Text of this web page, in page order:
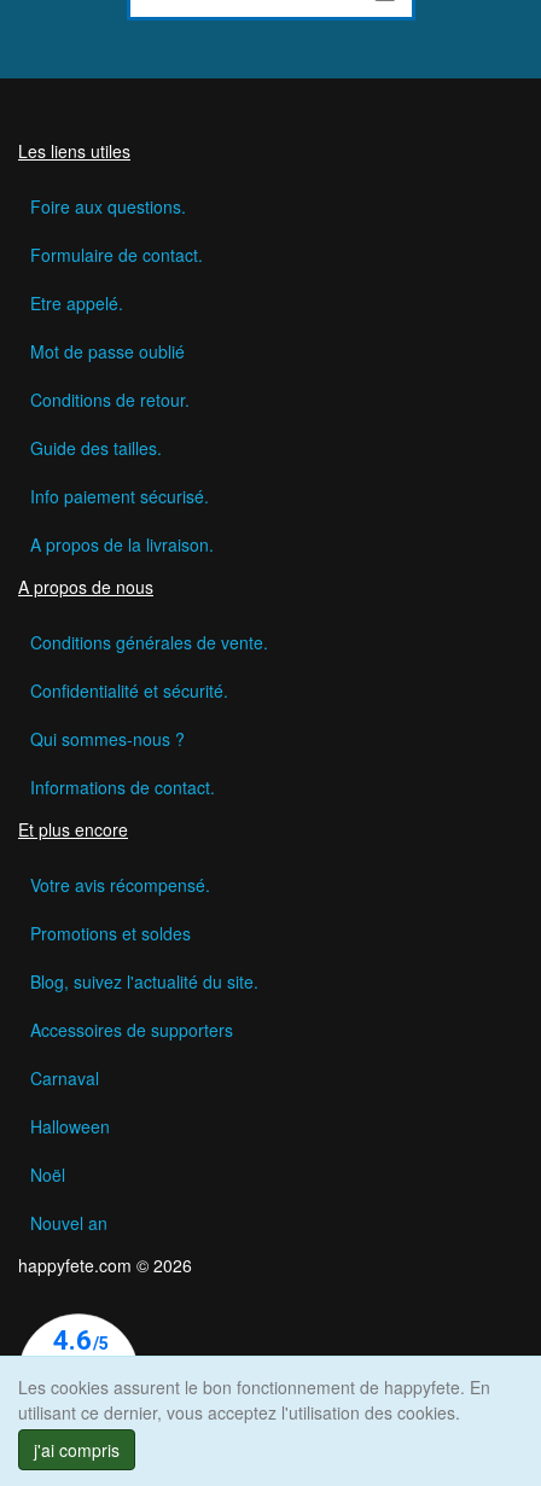
Les liens utiles
Foire aux questions.
Formulaire de contact.
Etre appelé.
Mot de passe oublié
Conditions de retour.
Guide des tailles.
Info paiement sécurisé.
A propos de la livraison.
A propos de nous
Conditions générales de vente.
Confidentialité et sécurité.
Qui sommes-nous ?
Informations de contact.
Et plus encore
Votre avis récompensé.
Promotions et soldes
Blog, suivez l'actualité du site.
Accessoires de supporters
Carnaval
Halloween
Noël
Nouvel an
happyfete.com © 2026
Les cookies assurent le bon fonctionnement de happyfete. En
utilisant ce dernier, vous acceptez l'utilisation des cookies.
j'ai compris